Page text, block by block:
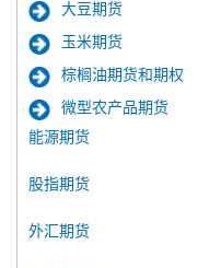
大豆期货
玉米期货
棕榈油期货和期权
微型农产品期货
能源期货
股指期货
外汇期货